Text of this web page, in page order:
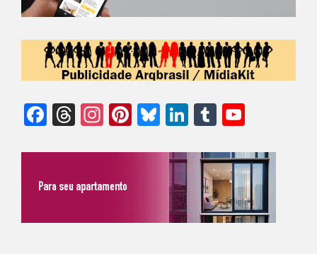
Facebook
Threads
Instagram
Pinterest
Bluesky
LinkedIn
Tumblr